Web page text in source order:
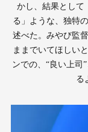
かし、結果として
る」ような、独特
述べた。みやび監
ままでいてほしい
ンでの、“良い上司
る